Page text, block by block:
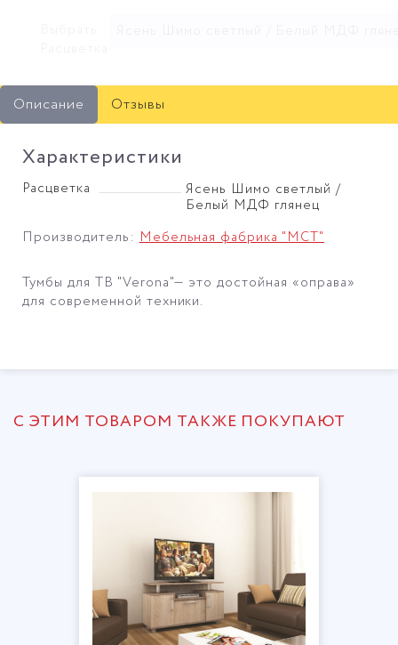
Описание Отзывы
Характеристики
Расцветка
Ясень Шимо светлый /
Белый МДФ глянец
Производитель:Мебельная фабрика "МСТ"
Тумбы для ТВ "Verona"— это достойная «оправа»
для современной техники.
С ЭТИМ ТОВАРОМ ТАКЖЕ ПОКУПАЮТ